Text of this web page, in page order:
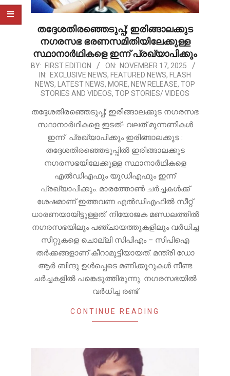
തദ്ദേശതിരഞ്ഞെടുപ്പ്; ഇരിങ്ങാലക്കുട
നഗരസഭ ഭരണസമിതിയിലേക്കുള്ള
സ്ഥാനാർഥികളെ ഇന്ന് പ്രഖ്യാപിക്കും
2025-
11-
BY: FIRST EDITION ON: NOVEMBER 17, 2025
IN: EXCLUSIVE NEWS, FEATURED NEWS, FLASH
NEWS, LATEST NEWS, MORE, NEW RELEASE, TOP
STORIES AND VIDEOS, TOP STORIES/ VIDEOS
തദ്ദേശതിരഞ്ഞെടുപ്പ്; ഇരിങ്ങാലക്കുട നഗരസഭ
സ്ഥാനാർഥികളെ ഇടത്- വലത് മുന്നണികൾ
ഇന്ന് പ്രഖ്യാപിക്കും ഇരിങ്ങാലക്കുട :
തദ്ദേശതിരഞ്ഞെടുപ്പിൽ ഇരിങ്ങാലക്കുട
നഗരസഭയിലേക്കുള്ള സ്ഥാനാർഥികളെ
എൽഡിഎഫും യുഡിഎഫും ഇന്ന്
പ്രഖ്യാപിക്കും. മാരത്തോൺ ചർച്ചകൾക്ക്
ശേഷമാണ് ഇത്തവണ എൽഡിഎഫിൽ സീറ്റ്
ധാരണയായിട്ടുള്ളത്. നിയോജക മണ്ഡലത്തിൽ
നഗരസഭയിലും പഞ്ചായത്തുകളിലും വർധിച്ച
സീറ്റുകളെ ചൊല്ലി സിപിഎം – സിപിഐ
തർക്കങ്ങളാണ് കീറാമുട്ടിയായത്. മന്ത്രി ഡോ
ആർ ബിന്ദു ഉൾപ്പെടെ മണിക്കൂറുകൾ നീണ്ട
ചർച്ചകളിൽ പങ്കെടുത്തിരുന്നു. നഗരസഭയിൽ
വർധിച്ച രണ്ട്
CONTINUE READING